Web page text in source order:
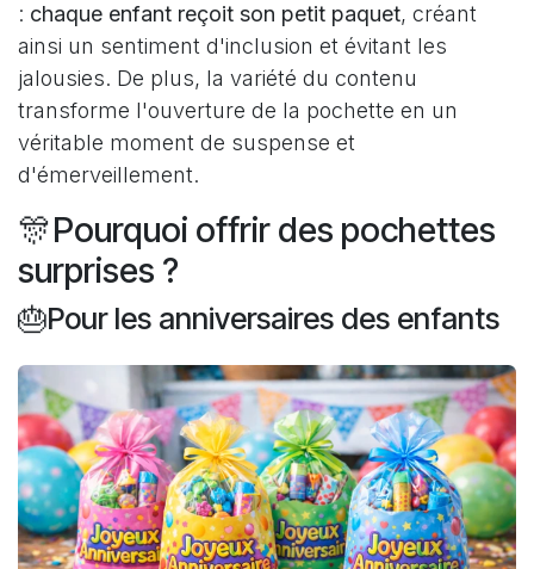
: chaque enfant reçoit son petit paquet, créant
ainsi un sentiment d'inclusion et évitant les
jalousies. De plus, la variété du contenu
transforme l'ouverture de la pochette en un
véritable moment de suspense et
d'émerveillement.
🎊Pourquoi offrir des pochettes
surprises ?
🎂Pour les anniversaires des enfants